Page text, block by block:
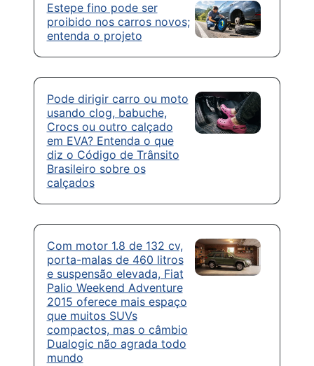
Estepe fino pode ser
proibido nos carros novos;
entenda o projeto
Pode dirigir carro ou moto
usando clog, babuche,
Crocs ou outro calçado
em EVA? Entenda o que
diz o Código de Trânsito
Brasileiro sobre os
calçados
Com motor 1.8 de 132 cv,
porta-malas de 460 litros
e suspensão elevada, Fiat
Palio Weekend Adventure
2015 oferece mais espaço
que muitos SUVs
compactos, mas o câmbio
Dualogic não agrada todo
mundo